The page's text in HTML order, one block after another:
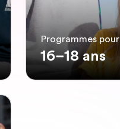
Programmes pour
16–18 ans